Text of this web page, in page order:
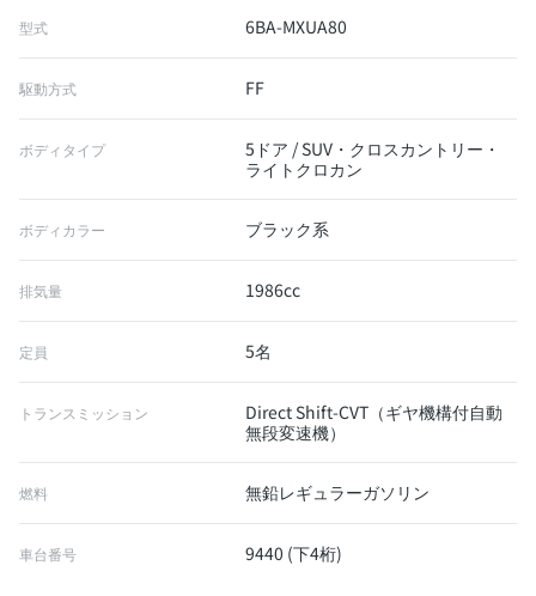
型式 6BA-MXUA80
駆動方式 FF
ボディタイプ
5ドア / SUV・クロスカントリー・
ライトクロカン
ボディカラー ブラック系
排気量 1986cc
定員 5名
トランスミッション
Direct Shift-CVT（ギヤ機構付自動
無段変速機）
燃料 無鉛レギュラーガソリン
車台番号 9440 (下4桁)